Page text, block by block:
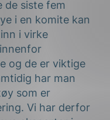
de siste fem
i en komite kan
i virke
og de er viktige
har man
som er
Vi har derfor